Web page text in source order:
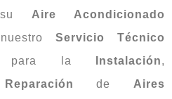
su Aire Acondicionado
Servicio Técnico
para la Instalación,
Reparación de Aires